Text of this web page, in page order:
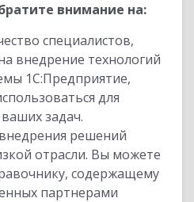
внимание на:
специалистов,
внедрение технологий
1С:Предприятие,
для
задач.
решений
отрасли. Вы можете
содержащему
партнерами